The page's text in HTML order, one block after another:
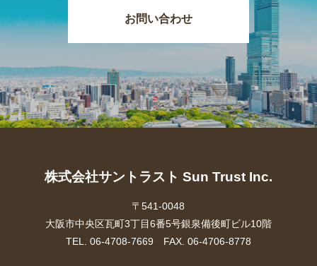
お問い合わせ
株式会社サントラスト Sun Trust Inc.
〒541-0048
大阪市中央区瓦町3丁目6番5号銀泉備後町ビル10階
TEL. 06-4708-7669 FAX. 06-4706-8778